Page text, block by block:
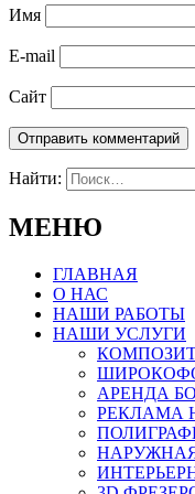
Имя
E-mail
Сайт
Найти:
МЕНЮ
ГЛАВНАЯ
О НАС
НАШИ РАБОТЫ
НАШИ УСЛУГИ
АРЕНДА
РЕКЛАМА